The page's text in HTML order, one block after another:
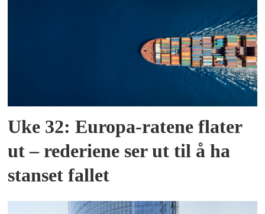
Uke 32: Europa-ratene flater
ut – rederiene ser ut til å ha
stanset fallet